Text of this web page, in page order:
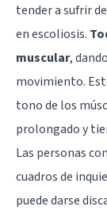
tender a sufrir
en escoliosis.
muscular,
movimiento.
tono de los
prolongado y
Las personas
cuadros de
puede darse